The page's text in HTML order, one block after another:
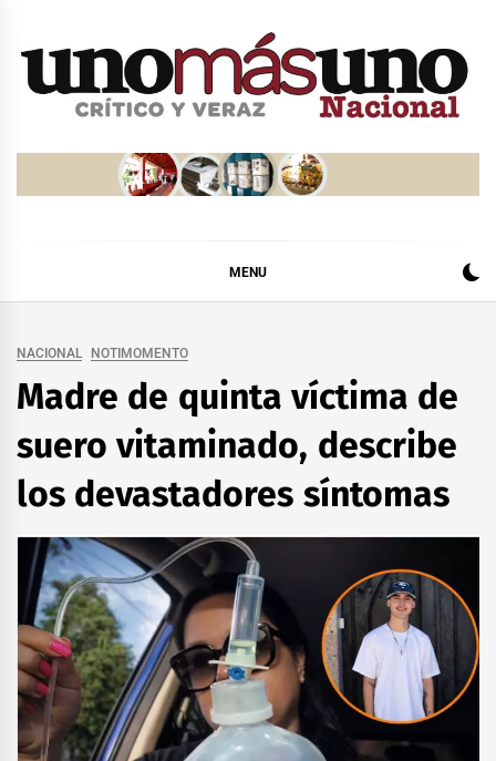
MENU
NACIONAL NOTIMOMENTO
Madre de quinta víctima de
suero vitaminado, describe
los devastadores síntomas